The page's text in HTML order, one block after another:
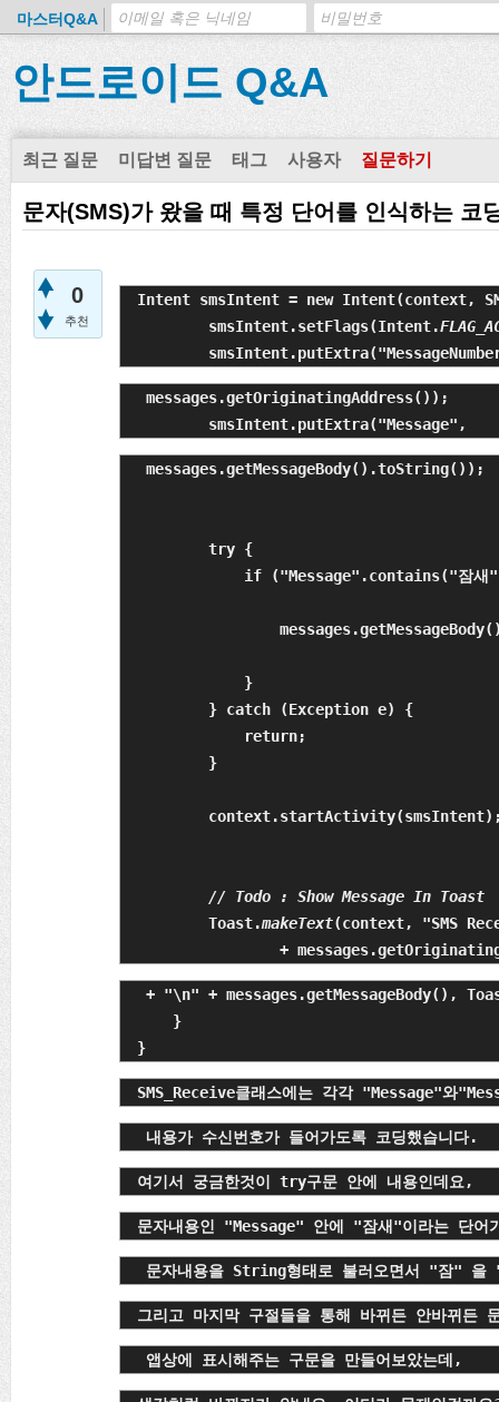
마스터Q&A
안드로이드 Q&A
최근 질문 미답변 질문 태그 사용자 질문하기
문자(SMS)가 왔을 때 특정 단어를 인식하는 코
0
추천
Intent smsIntent = new Intent(context,
        smsIntent.setFlags(Intent.
messages.getOriginatingAddress());
        smsIntent.putExtra("Message",
messages.getMessageBody().toString());
        try {
if ("Message".contains("잠새
            }
        } catch (Exception e) {
            return;
        }
//
Toast.makeText(context, "SMS
+
+ "\n" + messages.getMessageBody(),
    }
}
SMS_Receive클래스에는 각각 "Message"와
내용가 수신번호가 들어가도록 코딩했습니다.
여기서 궁금한것이 try구문 안에 내용인데요,
문자내용인 "Message" 안에 "잠새"이라는 단어
문자내용을 String형태로 불러오면서 "잠" 을
그리고 마지막 구절들을 통해 바뀌든 안바뀌든
앱상에 표시해주는 구문을 만들어보았는데,